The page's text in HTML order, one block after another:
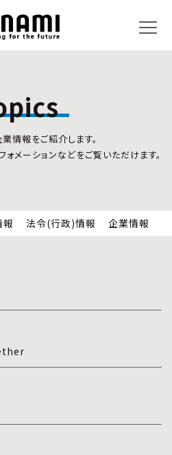
事業内容
リサイクルサービス
小型家電リサイクル法
全国の回収対応
情報をご紹介します。
メーションなどをご覧いただけます。
報 法令(行政)情報 企業情報